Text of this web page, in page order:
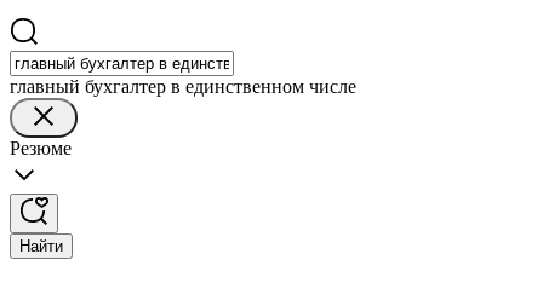
главный бухгалтер в единственном числе
Резюме
Найти